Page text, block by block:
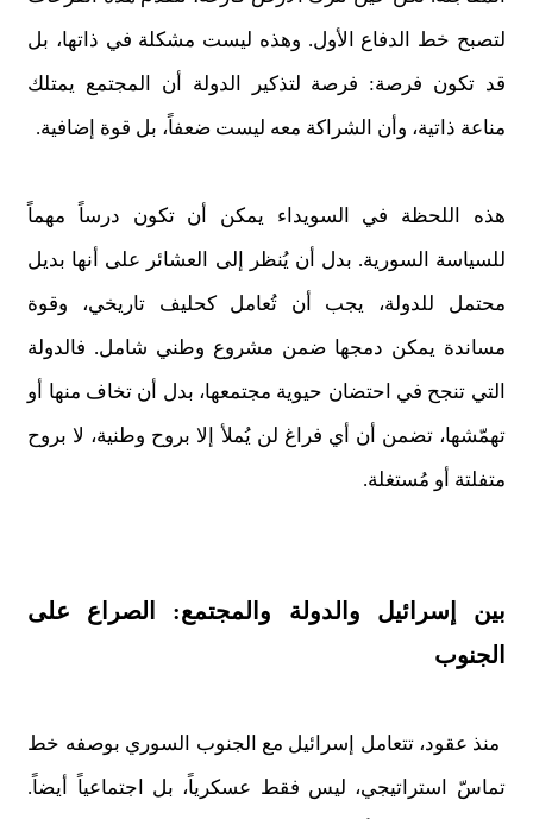
لتصبح خط الدفاع الأول. وهذه ليست مشكلة في ذاتها، بل
قد تكون فرصة: فرصة لتذكير الدولة أن المجتمع يمتلك
مناعة ذاتية، وأن الشراكة معه ليست ضعفاً، بل قوة إضافية.
هذه اللحظة في السويداء يمكن أن تكون درساً مهماً
للسياسة السورية. بدل أن يُنظر إلى العشائر على أنها بديل
محتمل للدولة، يجب أن تُعامل كحليف تاريخي، وقوة
مساندة يمكن دمجها ضمن مشروع وطني شامل. فالدولة
التي تنجح في احتضان حيوية مجتمعها، بدل أن تخاف منها أو
تهمّشها، تضمن أن أي فراغ لن يُملأ إلا بروح وطنية، لا بروح
متفلتة أو مُستغلة.
بين إسرائيل والدولة والمجتمع: الصراع على
الجنوب
منذ عقود، تتعامل إسرائيل مع الجنوب السوري بوصفه خط
تماسّ استراتيجي، ليس فقط عسكرياً، بل اجتماعياً أيضاً.